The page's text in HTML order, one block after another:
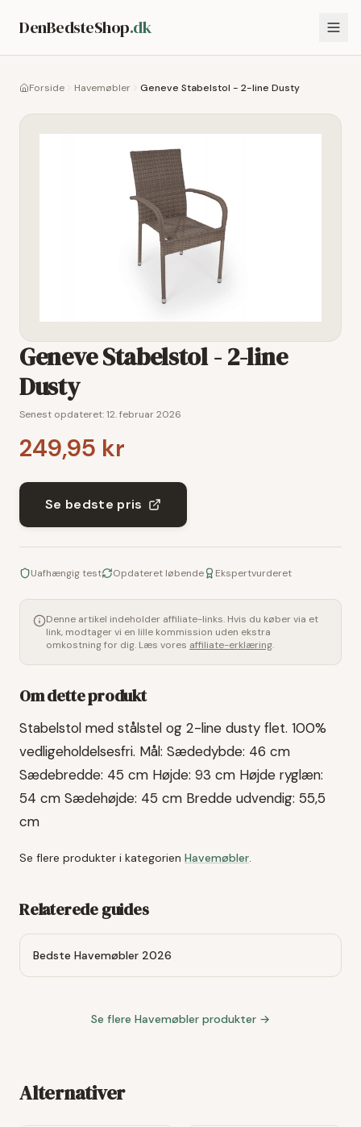
DenBedsteShop.dk
Forside Havemøbler Geneve Stabelstol - 2-line Dusty
Geneve Stabelstol - 2-line
Dusty
Senest opdateret:12. februar 2026
249,95 kr
Se bedste pris
Uafhængig test Opdateret løbende Ekspertvurderet
Denne artikel indeholder affiliate-links. Hvis du køber via et
link, modtager vi en lille kommission uden ekstra
omkostning for dig. Læs vores affiliate-erklæring.
Om dette produkt
Stabelstol med stålstel og 2-line dusty flet. 100%
vedligeholdelsesfri. Mål: Sædedybde: 46 cm
Sædebredde: 45 cm Højde: 93 cm Højde ryglæn:
54 cm Sædehøjde: 45 cm Bredde udvendig: 55,5
cm
Se flere produkter i kategorien Havemøbler.
Relaterede guides
Bedste Havemøbler 2026
Se flere Havemøbler produkter →
Alternativer